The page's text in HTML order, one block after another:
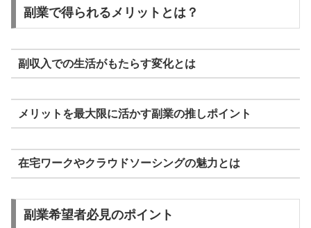
副業で得られるメリットとは？
副収入での生活がもたらす変化とは
メリットを最大限に活かす副業の推しポイント
在宅ワークやクラウドソーシングの魅力とは
副業希望者必見のポイント